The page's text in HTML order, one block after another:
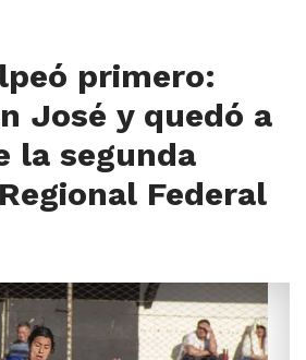
primero:
José y quedó a
la segunda
Federal